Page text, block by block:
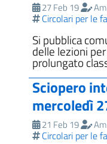
27 Feb 19
Circolari per le
Si pubblica
delle lezioni
prolungato
Sciopero
mercoledì
21 Feb 19
Circolari per le